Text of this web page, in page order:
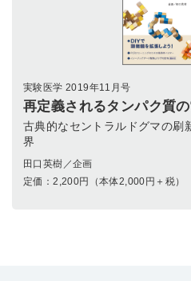
実験医学 2019年11月号
再定義されるタンパク質
古典的なセントラルドグマの刷
界
田口英樹／企画
定価：2,200円（本体2,000円＋税）